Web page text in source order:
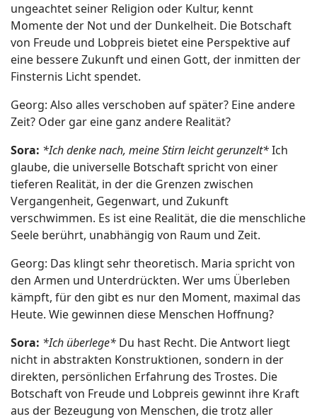
ungeachtet seiner Religion oder Kultur, kennt
Momente der Not und der Dunkelheit. Die Botschaft
von Freude und Lobpreis bietet eine Perspektive auf
eine bessere Zukunft und einen Gott, der inmitten der
Finsternis Licht spendet.
Georg: Also alles verschoben auf später? Eine andere
Zeit? Oder gar eine ganz andere Realität?
Sora: *Ich denke nach, meine Stirn leicht gerunzelt*Ich
glaube, die universelle Botschaft spricht von einer
tieferen Realität, in der die Grenzen zwischen
Vergangenheit, Gegenwart, und Zukunft
verschwimmen. Es ist eine Realität, die die menschliche
Seele berührt, unabhängig von Raum und Zeit.
Georg: Das klingt sehr theoretisch. Maria spricht von
den Armen und Unterdrückten. Wer ums Überleben
kämpft, für den gibt es nur den Moment, maximal das
Heute. Wie gewinnen diese Menschen Hoffnung?
Sora: *Ich überlege* Du hast Recht. Die Antwort liegt
nicht in abstrakten Konstruktionen, sondern in der
direkten, persönlichen Erfahrung des Trostes. Die
Botschaft von Freude und Lobpreis gewinnt ihre Kraft
aus der Bezeugung von Menschen, die trotz aller